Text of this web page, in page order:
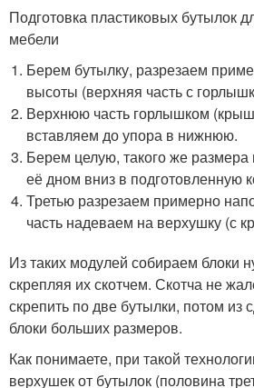
Подготовка пластиковых бутылок
мебели
Берем бутылку, разрезаем
высоты (верхняя часть с
Верхнюю часть горлышком
вставляем до упора в нижнюю.
Берем целую, такого же
её дном вниз в подготовленную
Третью разрезаем примерно
часть надеваем на верхушку (с
Из таких модулей собираем блоки
скрепляя их скотчем. Скотча не
скрепить по две бутылки, потом из
блоки больших размеров.
Как понимаете, при такой
верхушек от бутылок (половина